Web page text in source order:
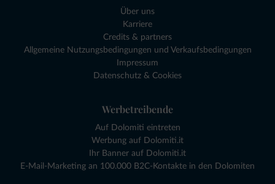
Über uns
Karriere
Credits & partners
Allgemeine Nutzungsbedingungen und Verkaufsbedingungen
Impressum
Datenschutz & Cookies
Werbetreibende
Auf Dolomiti eintreten
Werbung auf Dolomiti.it
Ihr Banner auf Dolomiti.it
E-Mail-Marketing an 100.000 B2C-Kontakte in den Dolomiten